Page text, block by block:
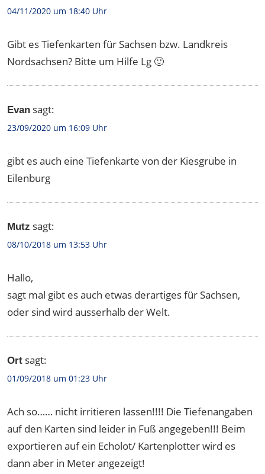
04/11/2020 um 18:40 Uhr
Gibt es Tiefenkarten für Sachsen bzw. Landkreis
Nordsachsen? Bitte um Hilfe Lg 🙂
Evan sagt:
23/09/2020 um 16:09 Uhr
gibt es auch eine Tiefenkarte von der Kiesgrube in
Eilenburg
Mutz sagt:
08/10/2018 um 13:53 Uhr
Hallo,
sagt mal gibt es auch etwas derartiges für Sachsen,
oder sind wird ausserhalb der Welt.
Ort sagt:
01/09/2018 um 01:23 Uhr
Ach so…… nicht irritieren lassen!!!! Die Tiefenangaben
auf den Karten sind leider in Fuß angegeben!!! Beim
exportieren auf ein Echolot/ Kartenplotter wird es
dann aber in Meter angezeigt!